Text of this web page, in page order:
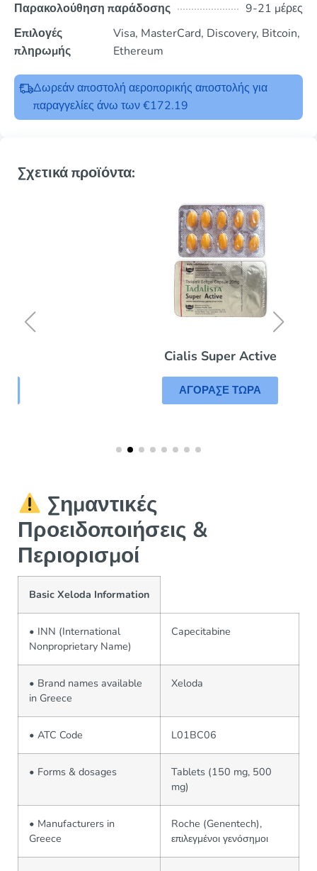
Παρακολούθηση παράδοσης
9-21 μέρες
Επιλογές
πληρωμής
Visa, MasterCard, Discovery, Bitcoin,
Ethereum
Δωρεάν αποστολή αεροπορικής αποστολής για
παραγγελίες άνω των €172.19
Σχετικά προϊόντα:
Cialis Super Active
ΑΓΟΡΑΣΕ ΤΩΡΑ
Σημαντικές
Προειδοποιήσεις &
Περιορισμοί
Basic Xeloda Information
• INN (International
Nonproprietary Name)
Capecitabine
• Brand names available
in Greece
Xeloda
• ATC Code L01BC06
• Forms & dosages
Tablets (150 mg, 500
mg)
• Manufacturers in
Greece
Roche (Genentech),
επιλεγμένοι γενόσημοι